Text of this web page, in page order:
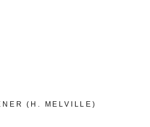
(H. MELVILLE)